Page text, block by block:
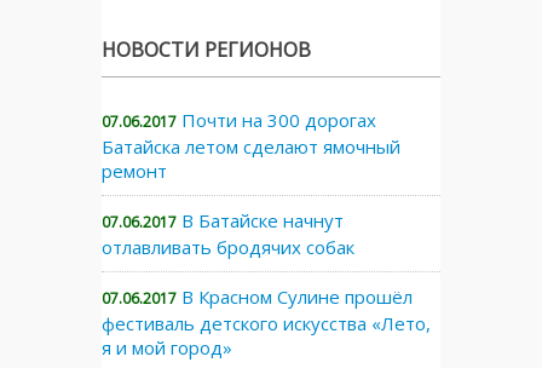
НОВОСТИ РЕГИОНОВ
07.06.2017 Почти на 300 дорогах
Батайска летом сделают ямочный
ремонт
07.06.2017 В Батайске начнут
отлавливать бродячих собак
07.06.2017 В Красном Сулине прошёл
фестиваль детского искусства «Лето,
я и мой город»